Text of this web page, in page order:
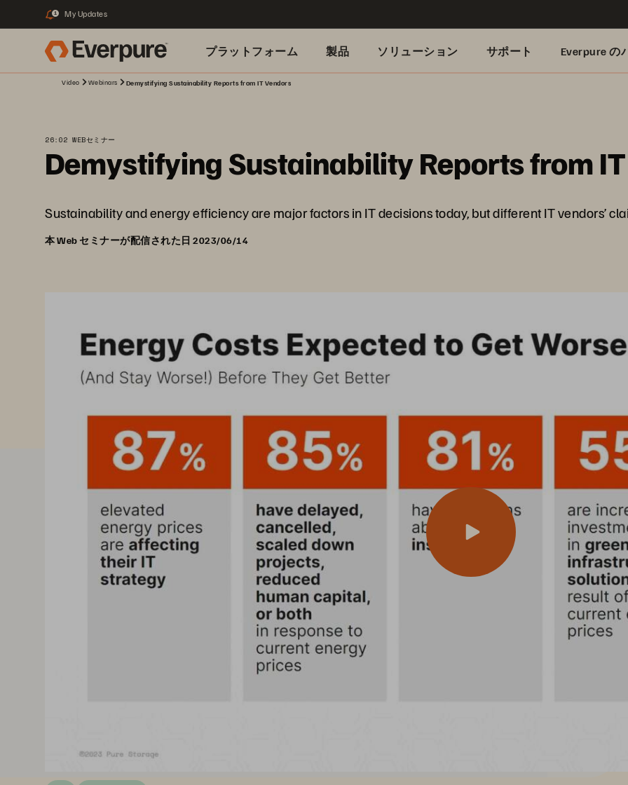
1 My Updates
プラットフォーム 製品 ソリューション サポート Everpure の
Video Webinars Demystifying Sustainability Reports from IT Vendors
26:02 WEBセミナー
Demystifying Sustainability Reports from
Sustainability and energy efficiency are major factors in IT decisions today, but different IT vendors’
本 Web セミナーが配信された日 2023/06/14